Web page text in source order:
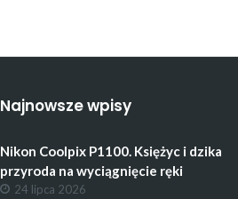
Najnowsze wpisy
Nikon Coolpix P1100. Księżyc i dzika
przyroda na wyciągnięcie ręki
24 lipca 2026